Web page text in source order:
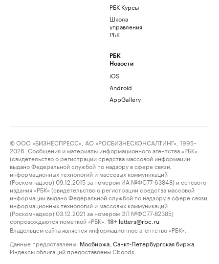
РБК Курсы
Школа
управления
РБК
РБК
Новости
iOS
Android
AppGallery
© ООО «БИЗНЕСПРЕСС», АО «РОСБИЗНЕСКОНСАЛТИНГ», 1995–
2026. Сообщения и материалы информационного агентства «РБК»
(свидетельство о регистрации средства массовой информации
выдано Федеральной службой по надзору в сфере связи,
информационных технологий и массовых коммуникаций
(Роскомнадзор) 09.12.2015 за номером ИА №ФС77-63848) и сетевого
издания «РБК» (свидетельство о регистрации средства массовой
информации выдано Федеральной службой по надзору в сфере связи,
информационных технологий и массовых коммуникаций
(Роскомнадзор) 03.12.2021 за номером ЭЛ №ФС77-82385)
сопровождаются пометкой «РБК».
18+ letters@rbc.ru
Владельцем сайта является информационное агентство «РБК».
Данные предоставлены: Мосбиржа Санкт-Петербургская биржа
Индексы облигаций предоставлены Cbonds.